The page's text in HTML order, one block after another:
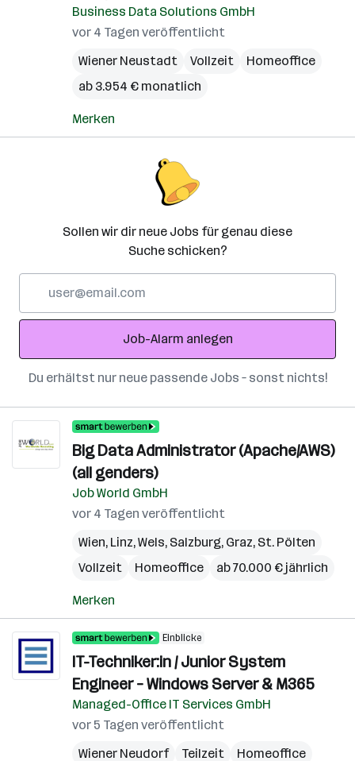
Business Data Solutions GmbH
vor 4 Tagen veröffentlicht
Wiener Neustadt
Vollzeit
Homeoffice
ab 3.954 € monatlich
Merken
Sollen wir dir neue Jobs für genau diese
Suche schicken?
Adresse
Job-Alarm anlegen
Du erhältst nur neue passende Jobs – sonst nichts!
Big Data Administrator (Apache/AWS)
(all genders)
Job World GmbH
vor 4 Tagen veröffentlicht
Wien, Linz,Wels, Salzburg, Graz, St. Pölten
Vollzeit
Homeoffice ab 70.000 € jährlich
Merken
Einblicke
IT-Techniker:in / Junior System
Engineer – Windows Server & M365
Managed-Office IT Services GmbH
vor 5 Tagen veröffentlicht
Wiener Neudorf
Teilzeit Homeoffice